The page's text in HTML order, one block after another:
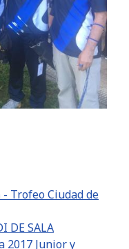
Trofeo Ciudad de
DE SALA
2017 Junior y